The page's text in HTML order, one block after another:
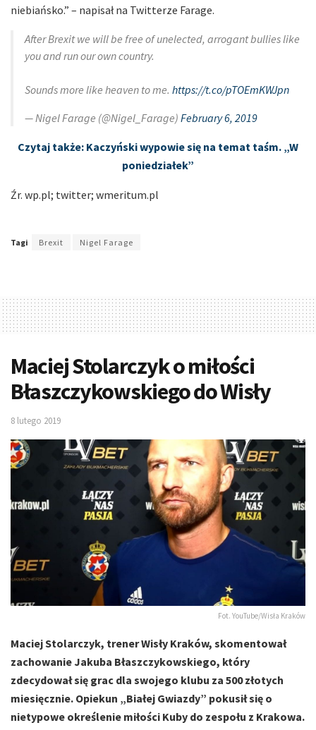
niebiańsko.” – napisał na Twitterze Farage.
After Brexit we will be free of unelected, arrogant bullies like
you and run our own country.
Sounds more like heaven to me. https://t.co/pTOEmKWJpn
— Nigel Farage (@Nigel_Farage) February 6, 2019
Czytaj także: Kaczyński wypowie się na temat taśm. „W
poniedziałek”
Źr. wp.pl; twitter; wmeritum.pl
Tagi Brexit Nigel Farage
Maciej Stolarczyk o miłości
Błaszczykowskiego do Wisły
8 lutego 2019
Fot. YouTube/Wisła Kraków
Maciej Stolarczyk, trener Wisły Kraków, skomentował
zachowanie Jakuba Błaszczykowskiego, który
zdecydował się grac dla swojego klubu za 500 złotych
miesięcznie. Opiekun „Białej Gwiazdy” pokusił się o
nietypowe określenie miłości Kuby do zespołu z Krakowa.